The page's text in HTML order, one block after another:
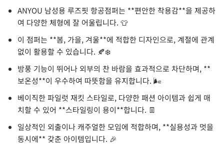
ANYOU 남성용 루즈핏 항공점퍼는 **편안한 착용감**을 제공하
여 다양한 체형에 잘 어울립니다. 👕
이 점퍼는 **봄, 가을, 겨울**에 적합한 디자인으로, 계절에 관계
없이 활용할 수 있습니다. 🍂❄️
방풍 기능이 뛰어나 외부의 찬 바람을 효과적으로 차단하며, **
보온성**이 우수하여 따뜻함을 유지합니다. 🌬️
베이직한 파일럿 재킷 스타일로, 다양한 패션 아이템과 쉽게 매
치할 수 있어 **스타일링이 용이**합니다. 👖
일상적인 외출이나 캐주얼한 모임에 적합하며, **실용성과 멋을
동시에** 갖춘 아이템입니다. 🎉